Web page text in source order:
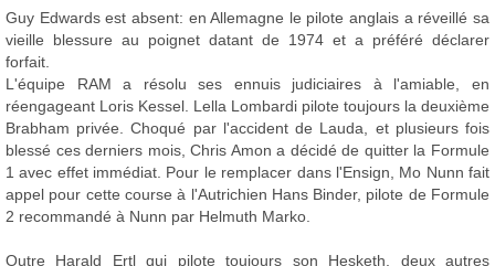
Guy Edwards est absent: en Allemagne le pilote anglais a réveillé sa
vieille blessure au poignet datant de 1974 et a préféré déclarer
forfait.
L'équipe RAM a résolu ses ennuis judiciaires à l'amiable, en
réengageant Loris Kessel. Lella Lombardi pilote toujours la deuxième
Brabham privée. Choqué par l'accident de Lauda, et plusieurs fois
blessé ces derniers mois, Chris Amon a décidé de quitter la Formule
1 avec effet immédiat. Pour le remplacer dans l'Ensign, Mo Nunn fait
appel pour cette course à l'Autrichien Hans Binder, pilote de Formule
2 recommandé à Nunn par Helmuth Marko.
Outre Harald Ertl qui pilote toujours son Hesketh, deux autres